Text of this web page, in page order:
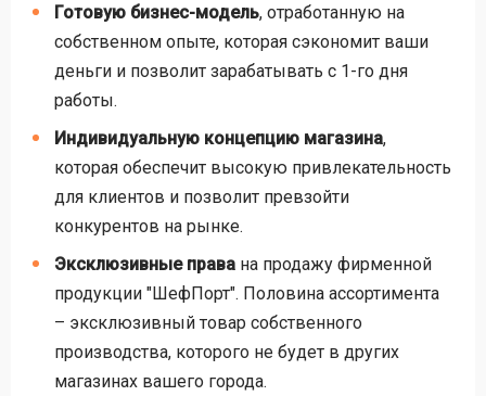
Готовую бизнес-модель, отработанную на
собственном опыте, которая сэкономит ваши
деньги и позволит зарабатывать с 1-го дня
работы.
Индивидуальную концепцию магазина,
которая обеспечит высокую привлекательность
для клиентов и позволит превзойти
конкурентов на рынке.
Эксклюзивные права на продажу фирменной
продукции "ШефПорт". Половина ассортимента
– эксклюзивный товар собственного
производства, которого не будет в других
магазинах вашего города.